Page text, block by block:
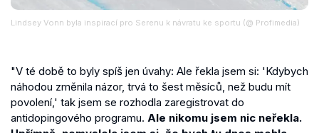
Lindsey Vonn byla inspirací pro Serenu k návratu ke sportu (@ Profimedia)
"V té době to byly spíš jen úvahy: Ale řekla jsem si: 'Kdybych
náhodou změnila názor, trvá to šest měsíců, než budu mít
povolení,' tak jsem se rozhodla zaregistrovat do
antidopingového programu. Ale nikomu jsem nic neřekla.